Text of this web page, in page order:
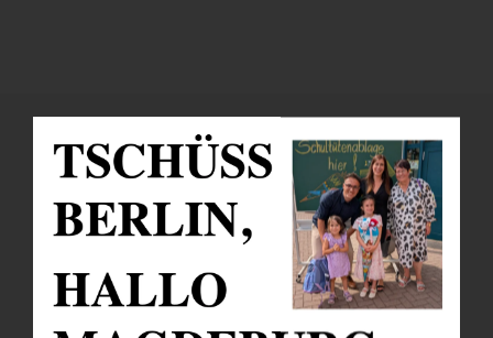
SHARE THIS
Pin Post